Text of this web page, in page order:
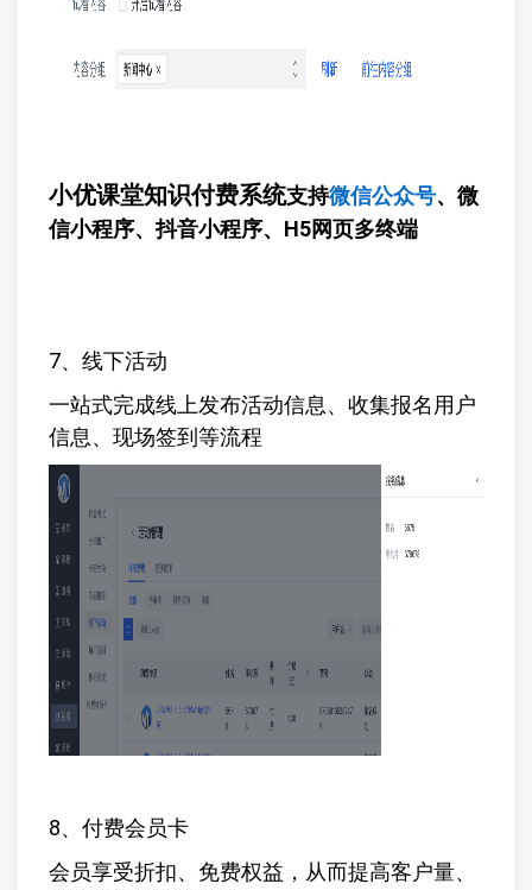
小优课堂知识付费系统支持微信公众号、微
信小程序、抖音小程序、H5网页多终端
7、线下活动
一站式完成线上发布活动信息、收集报名用户
信息、现场签到等流程
8、付费会员卡
会员享受折扣、免费权益，从而提高客户量、